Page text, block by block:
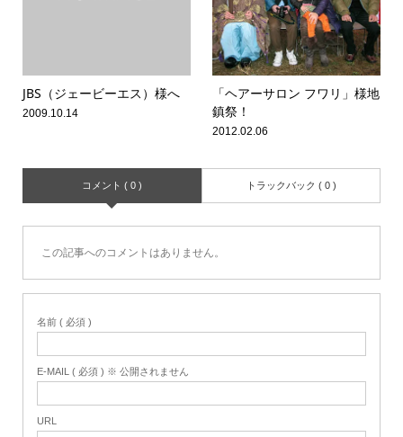
JBS（ジェービーエス）様へ
2009.10.14
「ヘアーサロン フワリ」様地
鎮祭！
2012.02.06
コメント ( 0 ) トラックバック ( 0 )
この記事へのコメントはありません。
名前 ( 必須 )
E-MAIL ( 必須 ) ※ 公開されません
URL